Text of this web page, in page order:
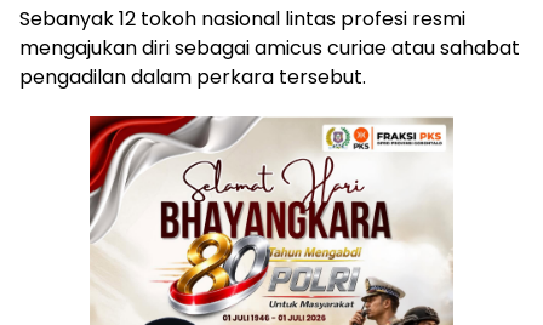
Sebanyak 12 tokoh nasional lintas profesi resmi
mengajukan diri sebagai amicus curiae atau sahabat
pengadilan dalam perkara tersebut.